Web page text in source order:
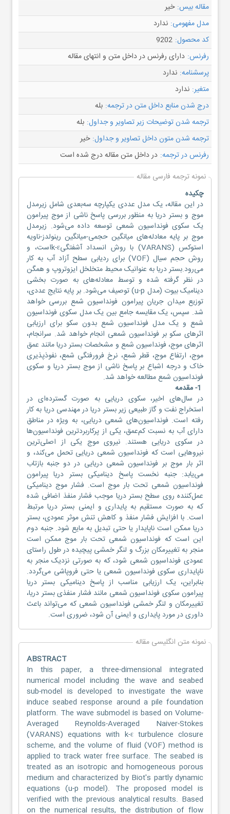
مقاله بیس: خیر
مدل مفهومی: ندارد
کد محصول: 9202
رفرنس: دارای رفرنس در داخل متن و انتهای مقاله
پرسشنامه: ندارد
متغیر: ندارد
درج شدن منابع داخل متن در ترجمه: بله
ترجمه شدن توضیحات زیر تصاویر و جداول: بله
ترجمه شدن متون داخل تصاویر و جداول: خیر
رفرنس در ترجمه: در داخل متن مقاله درج شده است
نمونه ترجمه فارسی مقاله
چکیده
در این مقاله، یک مدل عددی یکپارچه سه‌بعدی شامل زیرمدل
موج و بستر دریا به منظور بررسی پاسخ ناشی از موج پیرامون
یک سکوی فونداسیون شمعی توسعه داده می‌شود. زیرمدل
موج بر پایه معادله‌های میانگین حجمی-میانگین رینولدز-ناویه
استوکس (VARANS) با روش انسداد آشفتگیk-εاست، و
روش حجم سیال (VOF) برای ردیابی سطح آزاد آب به کار
می‌رود.بستر دریا به عنوانیک محیط متخلخل ایزوتروپ و همگن
در نظر گرفته شده و توسط معادله‌های به صورت بخشی
دینامیک بیوت (مدل u-p) توصیف می‌شود. بر پایه نتایج عددی،
توزیع میدان جریان پیرامون فونداسیون شمع بررسی خواهد
شد. سپس، یک مقایسه جامع بین یک مدل سکوی فونداسیون
شمع و یک مدل فونداسیون شمع بدون سکو برای ارزیابی
اثرهای سکو بر فونداسیون شمعی انجام خواهد شد. سرانجام،
اثرهای موج، فونداسیون شمع و مشخصات بستر دریا مانند عمق
موج، ارتفاع موج، قطر شمع، نرخ فرورفتگی شمع، نفوذپذیری
خاک و درجه اشباع بر پاسخ ناشی از موج بستر دریا و سکوی
فونداسیون شمع مطالعه خواهد شد.
در سال‌های اخیر، سکوی دریایی به صورت گسترده‌ای در
استخراج نفت و گاز طبیعی زیر بستر دریا در مهندسی دریا به کار
رفته است. فونداسیون‌های شمعی دریایی، به ویژه در مناطق
دارای آب به نسبت کم‌عمق، یکی از پرکاربردترین فونداسیون‌ها
در سکوی دریایی هستند. نیروی موج یکی از اصلی‌ترین
نیروهایی است که فونداسیون شمعی دریایی تحمل می‌کند، و
اثر بار موج بر فونداسیون شمعی دریایی در دو جنبه بازتاب
می‌یابد: جنبه نخست پاسخ دینامیکی بستر دریا پیرامون
فونداسیون شمعی تحت بار موج است. فشار موج دینامیکی
عمل‌کننده روی سطح بستر دریا موجب فشار منفذ اضافی شده
که به صورت مستقیم به پایداری و ایمنی بستر دریا مرتبط
است. با افزایش فشار منفذ و کاهش تنش موثر عمودی، بستر
دریا ممکن است ناپایدار یا حتی تبدیل به مایع شود. جنبه دوم
این است که فونداسیون شمعی تحت بار موج ممکن است
منجر به تغییرمکان بزرگ و لنگر خمشی پیچیده در طول راستای
عمودی فونداسیون شمعی شود، که به صورتی نزدیک منجر به
ناپایداری سکوی فونداسیون شمعی یا حتی فروپاشی می‌گردد.
بنابراین، یک ارزیابی مناسب از پاسخ دینامیکی بستر دریا
پیرامون سکوی فونداسیون شمعی مانند فشار منفذی بستر دریا،
تغییرمکان و لنگر خمشی فونداسیون شمعی که می‌تواند باعث
داوری در مورد پایداری و ایمنی آن شود، ضروری است.
نمونه متن انگلیسی مقاله
ABSTRACT
In this paper, a three-dimensional integrated
numerical model including the wave and seabed
sub-model is developed to investigate the wave
induce seabed response around a pile foundation
platform. The wave submodel is based on Volume-
Averaged Reynolds-Averaged Naiver-Stokes
(VARANS) equations with k-ε turbulence closure
scheme, and the volume of fluid (VOF) method is
applied to track water free surface. The seabed is
treated as an isotropic and homogeneous porous
medium and characterized by Biot's partly dynamic
equations (u-p model). The proposed model is
verified with the previous analytical results. Based
on the numerical results, the distribution of flow